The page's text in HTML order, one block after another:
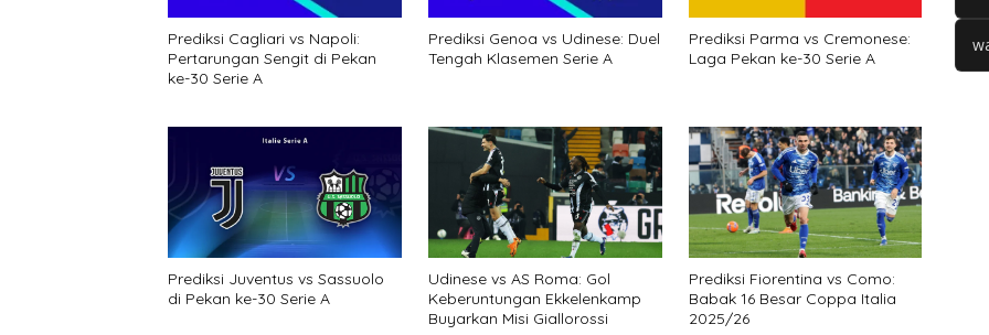
Prediksi Cagliari vs Napoli:
Pertarungan Sengit di Pekan
ke-30 Serie A
Prediksi Genoa vs Udinese: Duel
Tengah Klasemen Serie A
Prediksi Parma vs Cremonese:
Laga Pekan ke-30 Serie A
Prediksi Juventus vs Sassuolo
di Pekan ke-30 Serie A
Udinese vs AS Roma: Gol
Keberuntungan Ekkelenkamp
Buyarkan Misi Giallorossi
Prediksi Fiorentina vs Como:
Babak 16 Besar Coppa Italia
2025/26